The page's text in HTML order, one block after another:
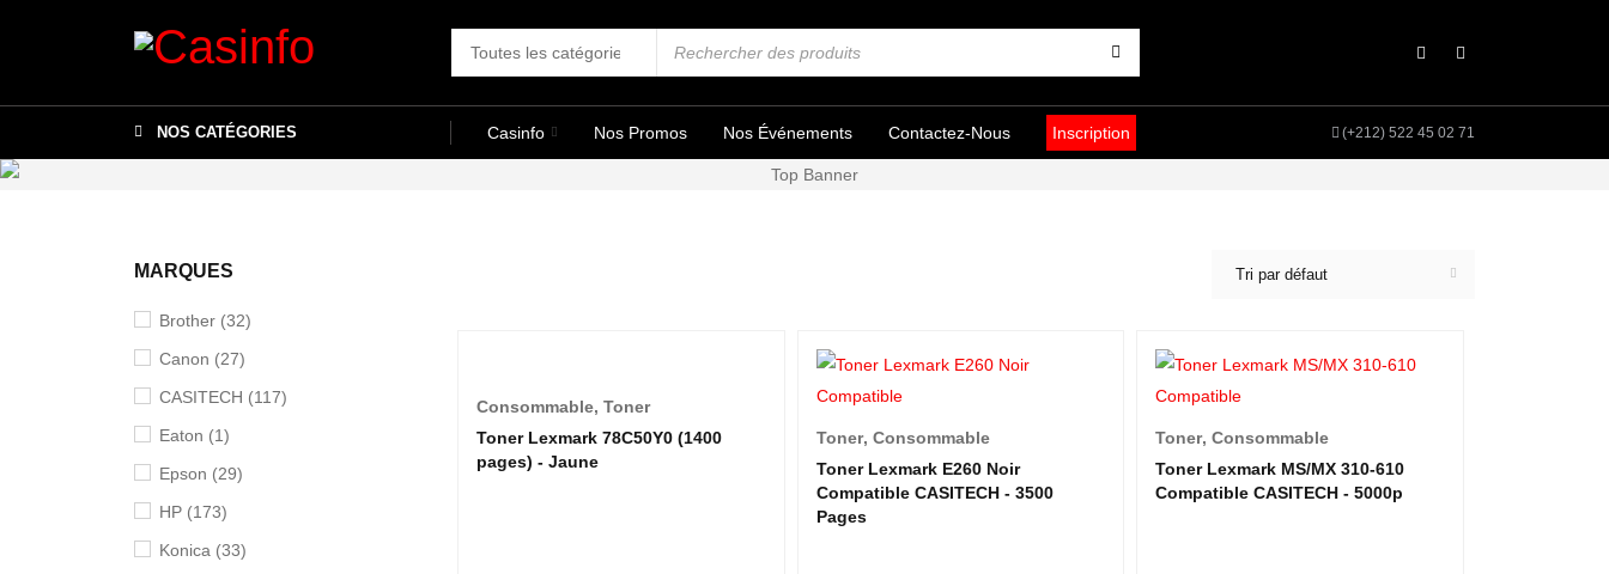
NOS CATÉGORIES Casinfo Nos Promos Nos Événements Contactez-Nous Inscription (+212) 522 45 02 71
MARQUES
Brother (32)
Canon (27)
CASITECH (117)
Eaton (1)
Epson (29)
HP (173)
Konica (33)
Tri par défaut
Consommable, Toner
Toner Lexmark 78C50Y0 (1400
pages) - Jaune
Toner, Consommable
Toner Lexmark E260 Noir
Compatible CASITECH - 3500
Pages
Toner,Consommable
Toner Lexmark MS/MX 310-610
Compatible CASITECH - 5000p